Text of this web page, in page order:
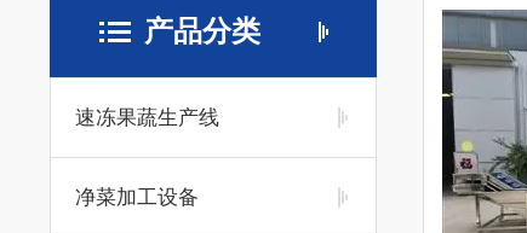
产品分类
速冻果蔬生产线
净菜加工设备